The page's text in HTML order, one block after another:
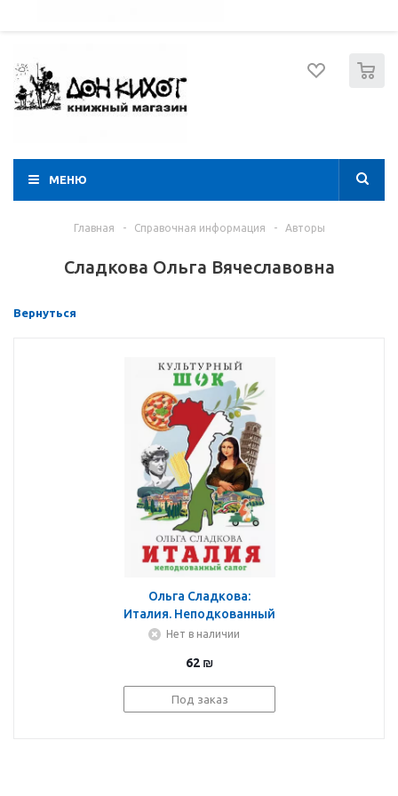
МЕНЮ
Главная - Справочная информация - Авторы
Сладкова Ольга Вячеславовна
Вернуться
Ольга Сладкова:
Италия. Неподкованный
сапог
Нет в наличии
62 ₪
Под заказ